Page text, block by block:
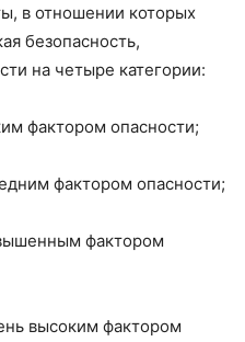
в отношении которых
безопасность,
на четыре категории:
фактором опасности;
фактором опасности;
фактором
высоким фактором